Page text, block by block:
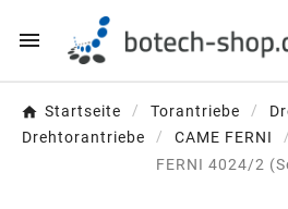

Startseite Torantriebe
Drehtorantriebe
CAME FERNI
FERNI 4024/2